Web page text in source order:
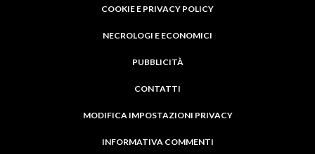
COOKIE E PRIVACY POLICY
NECROLOGI E ECONOMICI
PUBBLICITÀ
CONTATTI
MODIFICA IMPOSTAZIONI PRIVACY
INFORMATIVA COMMENTI